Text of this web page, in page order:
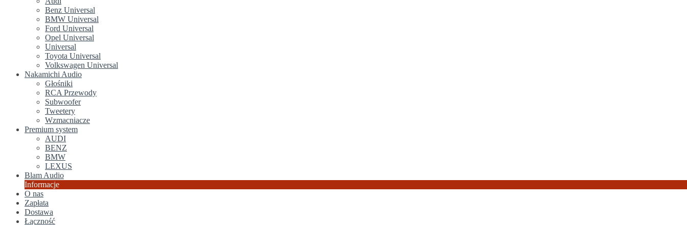
Benz Universal
BMW Universal
Ford Universal
Opel Universal
Universal
Toyota Universal
Volkswagen Universal
Nakamichi Audio
Głośniki
RCA Przewody
Subwoofer
Tweetery
Wzmacniacze
Premium system
AUDI
BENZ
BMW
LEXUS
Blam Audio
Informacje
O nas
Zapłata
Dostawa
Łączność